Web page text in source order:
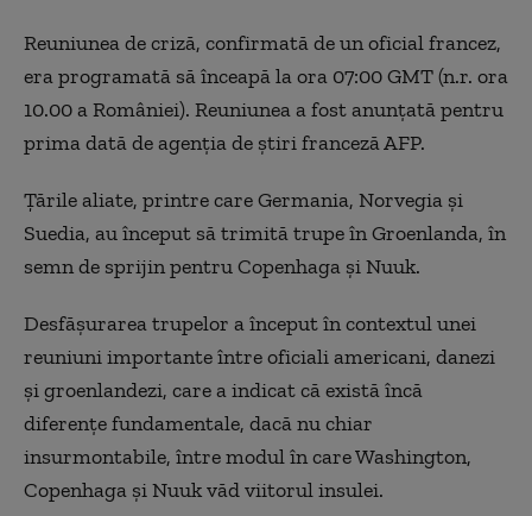
Reuniunea de criză, confirmată de un oficial francez,
era programată să înceapă la ora 07:00 GMT (n.r. ora
10.00 a României). Reuniunea a fost anunțată pentru
prima dată de agenția de știri franceză AFP.
Țările aliate, printre care Germania, Norvegia și
Suedia, au început să trimită trupe în Groenlanda, în
semn de sprijin pentru Copenhaga și Nuuk.
Desfășurarea trupelor a început în contextul unei
reuniuni importante între oficiali americani, danezi
și groenlandezi, care a indicat că există încă
diferențe fundamentale, dacă nu chiar
insurmontabile, între modul în care Washington,
Copenhaga și Nuuk văd viitorul insulei.